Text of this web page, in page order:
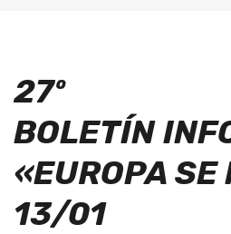
27º
BOLETÍN
«EUROPA SE
13/01